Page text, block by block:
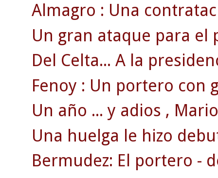
Almagro : Una
Un gran ataque para el
Del Celta... A la
Fenoy : Un portero con
Un año ... y adios ,
Una huelga le hizo
Bermudez: El portero -